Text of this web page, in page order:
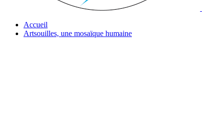
Accueil
Artsouilles, une mosaïque humaine